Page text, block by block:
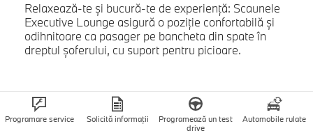
Relaxează-te şi bucură-te de experienţă: Scaunele
Executive Lounge asigură o poziţie confortabilă şi
odihnitoare ca pasager pe bancheta din spate în
dreptul şoferului, cu suport pentru picioare.
Programare service Solicită informații
Programează un test
drive
Automobile rulate